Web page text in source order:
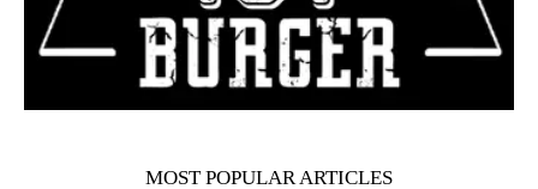
MOST POPULAR ARTICLES